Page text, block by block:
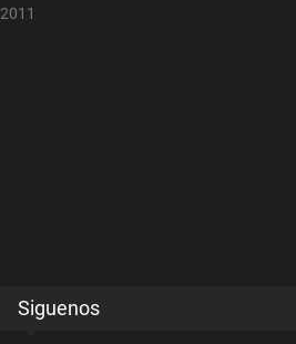
2011
Siguenos